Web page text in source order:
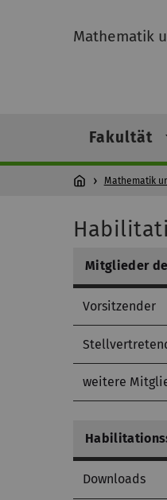
Mathematik
Fakultät
Mathematik
Mitglieder
Vorsitzender
weitere
Downloads